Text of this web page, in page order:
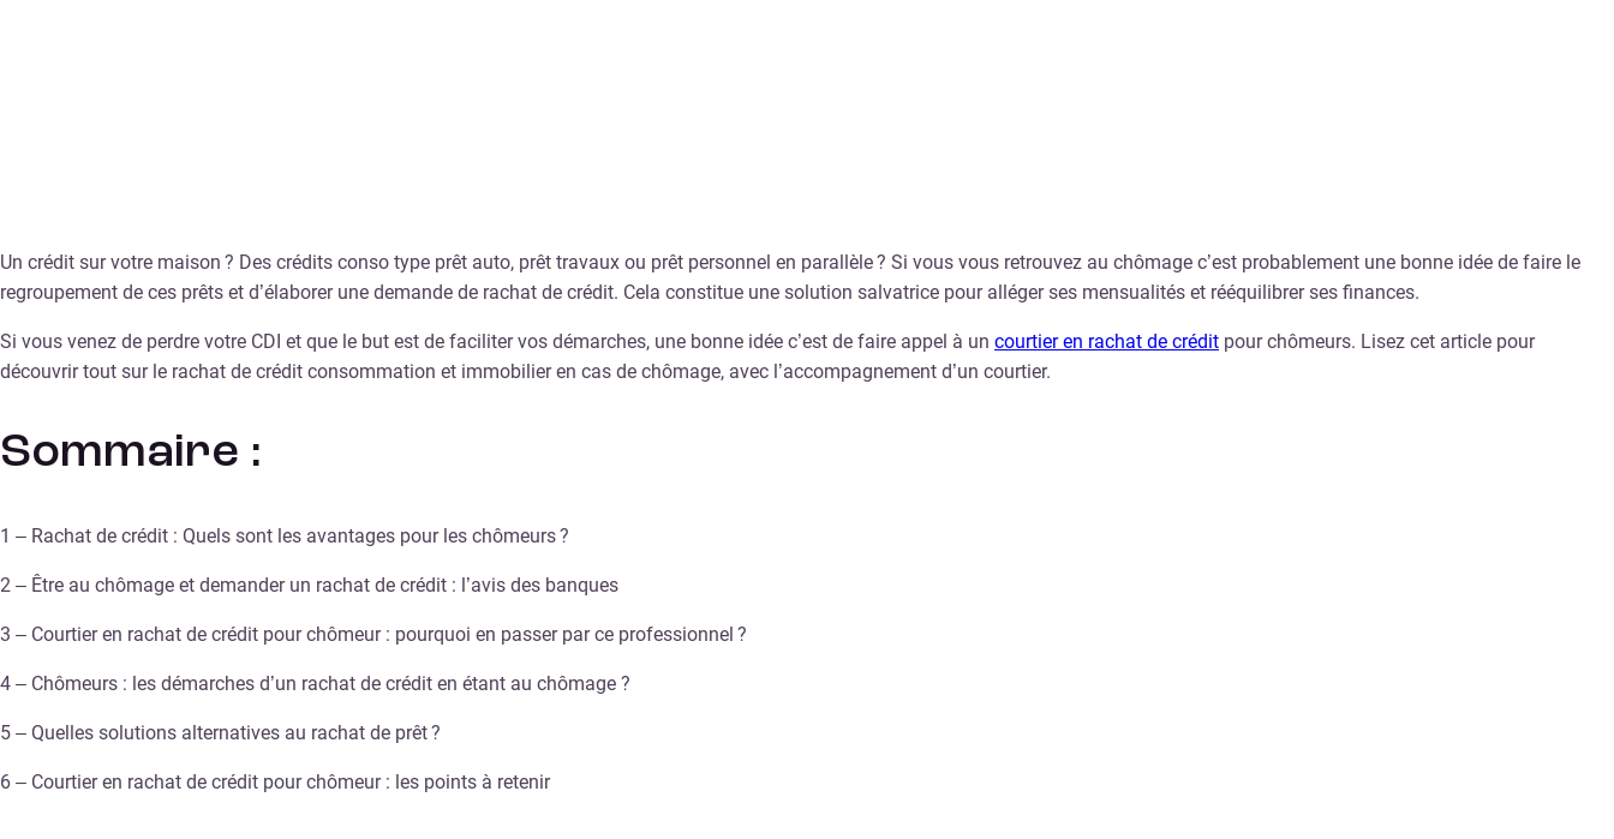
Un crédit sur votre maison ? Des crédits conso type prêt auto, prêt travaux ou prêt personnel en parallèle ? Si vous vous retrouvez au chômage c’est probablement une bonne idée de faire le
regroupement de ces prêts et d’élaborer une demande de rachat de crédit. Cela constitue une solution salvatrice pour alléger ses mensualités et rééquilibrer ses finances.
Si vous venez de perdre votre CDI et que le but est de faciliter vos démarches, une bonne idée c’est de faire appel à un courtier en rachat de crédit pour chômeurs. Lisez cet article pour
découvrir tout sur le rachat de crédit consommation et immobilier en cas de chômage, avec l’accompagnement d’un courtier.
Sommaire :
1 – Rachat de crédit : Quels sont les avantages pour les chômeurs ?
2 – Être au chômage et demander un rachat de crédit : l’avis des banques
3 – Courtier en rachat de crédit pour chômeur : pourquoi en passer par ce professionnel ?
4 – Chômeurs : les démarches d’un rachat de crédit en étant au chômage ?
5 – Quelles solutions alternatives au rachat de prêt ?
6 – Courtier en rachat de crédit pour chômeur : les points à retenir